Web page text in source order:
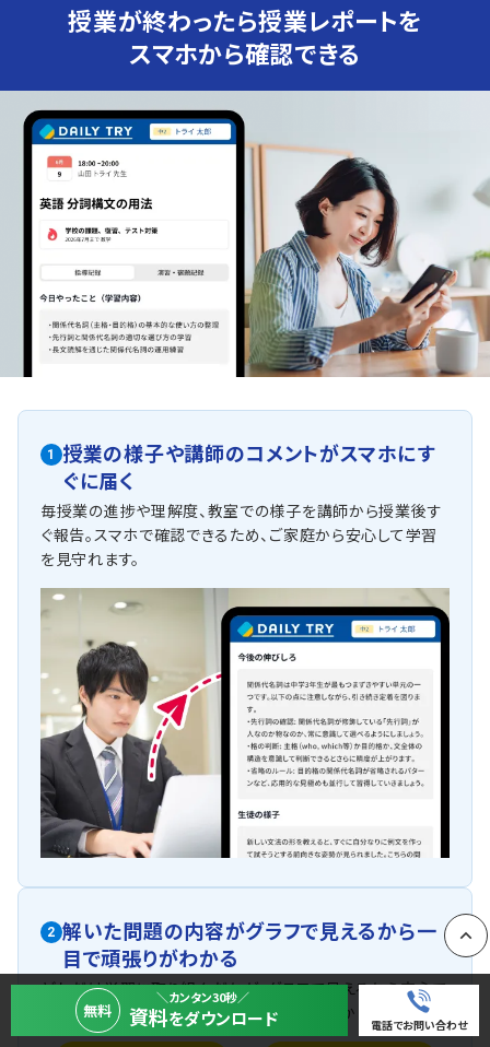
授業が終わったら授業レポートを
スマホから確認できる
1
授業の様子や講師のコメントがスマホにす
ぐに届く
毎授業の進捗や理解度、教室での様子を講師から授業後す
ぐ報告。スマホで確認できるため、ご家庭から安心して学習
を見守れます。
2 解いた問題の内容がグラフで見えるから一
目で頑張りがわかる
どれだけ学習に取り組んだかが、グラフで見えるから安心で
す。お子さまの努力の積み重ねがひと目でわかります。
無料
＼カンタン30秒／
資料をダウンロード 電話でお問い合わせ